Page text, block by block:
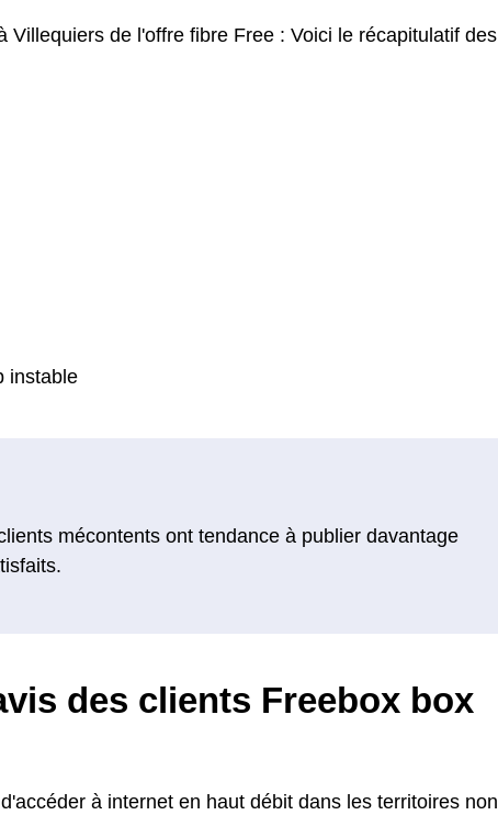
Villequiers de l'offre fibre Free : Voici le récapitulatif des
instable
mécontents ont tendance à publier davantage
des clients Freebox box
à internet en haut débit dans les territoires non